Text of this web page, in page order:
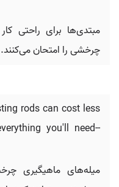
مبتدی‌ها برای راحتی
چرخشی را امتحان می‌کنند.
rods can cost less
you'll need--
میله‌های ماهیگیری